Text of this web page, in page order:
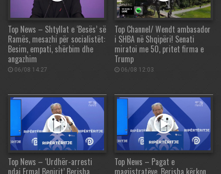
Top News – Shtyllat e ‘Besës’ së
Ramës, mesazhi për socialistët:
Besim, empati, shërbim dhe
angazhim
06/08 14:27
Top Channel/ Wendt ambasador
i SHBA në Shqipëri! Senati
miratoi me 50, pritet firma e
Trump
06/08 12:03
Top News – ‘Urdhër-arresti
ndaj Ermal Beqirit’ Berisha
Top News – Pagat e
magjistratëve. Berisha kërkon